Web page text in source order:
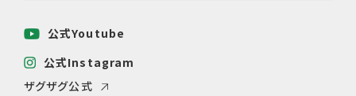
公式Youtube
公式Instagram
ザグザグ公式